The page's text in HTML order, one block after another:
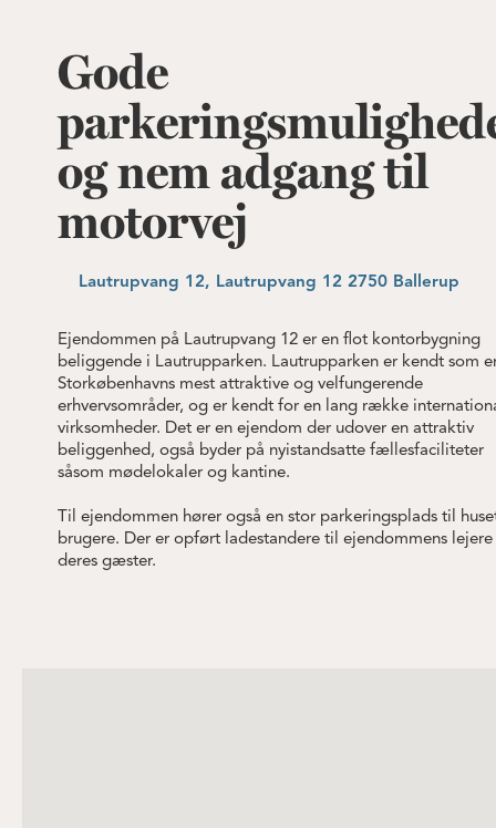
Gode
og nem adgang til
motorvej
Lautrupvang 12, Lautrupvang 12 2750 Ballerup
Ejendommen på Lautrupvang 12 er en flot kontorbygning
beliggende i Lautrupparken. Lautrupparken er kendt som
Storkøbenhavns mest attraktive og velfungerende
erhvervsområder, og er kendt for en lang række
virksomheder. Det er en ejendom der udover en attraktiv
beliggenhed, også byder på nyistandsatte fællesfaciliteter
såsom mødelokaler og kantine.
Til ejendommen hører også en stor parkeringsplads til
brugere. Der er opført ladestandere til ejendommens
deres gæster.